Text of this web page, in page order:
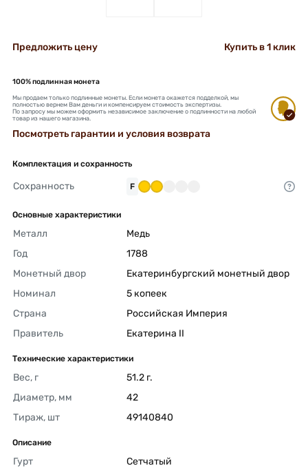
Предложить цену Купить в 1 клик
100% подлинная монета
Мы продаем только подлинные монеты. Если монета окажется подделкой, мы
полностью вернем Вам деньги и компенсируем стоимость экспертизы.
По запросу мы можем оформить независимое заключение о подлинности на любой
товар из нашего магазина.
Посмотреть гарантии и условия возврата
Комплектация и сохранность
Сохранность F
Основные характеристики
Металл
Медь
Год
1788
Монетный двор
Екатеринбургский монетный двор
Номинал
5 копеек
Страна
Российская Империя
Правитель
Екатерина II
Технические характеристики
Вес, г
51.2 г.
Диаметр, мм
42
Тираж, шт
49140840
Описание
Гурт Сетчатый